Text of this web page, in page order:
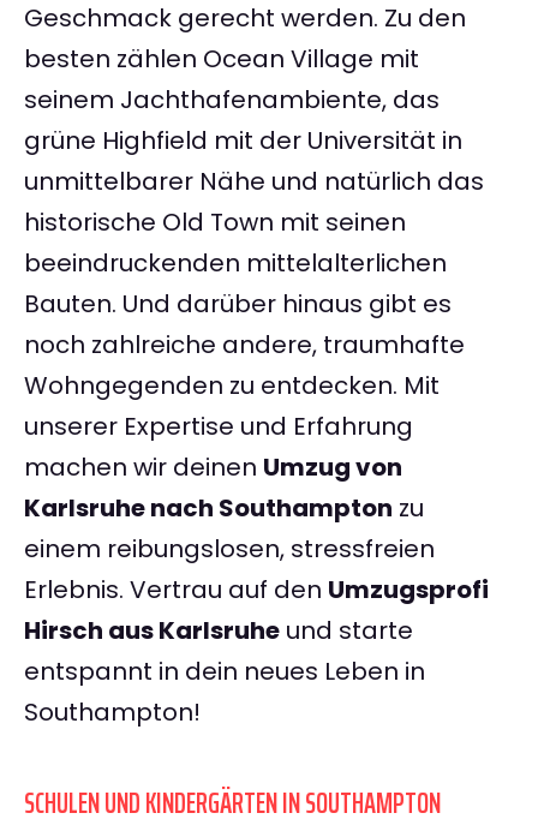
Geschmack gerecht werden. Zu den
besten zählen Ocean Village mit
seinem Jachthafenambiente, das
grüne Highfield mit der Universität in
unmittelbarer Nähe und natürlich das
historische Old Town mit seinen
beeindruckenden mittelalterlichen
Bauten. Und darüber hinaus gibt es
noch zahlreiche andere, traumhafte
Wohngegenden zu entdecken. Mit
unserer Expertise und Erfahrung
machen wir deinen Umzug von
Karlsruhe nach Southampton zu
einem reibungslosen, stressfreien
Erlebnis. Vertrau auf den Umzugsprofi
Hirsch aus Karlsruhe und starte
entspannt in dein neues Leben in
Southampton!
SCHULEN UND KINDERGÄRTEN IN SOUTHAMPTON